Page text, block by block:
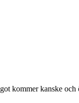
kommer kanske